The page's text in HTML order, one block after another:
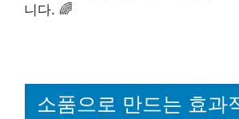
니다. 🌈
소품으로 만드는 효과